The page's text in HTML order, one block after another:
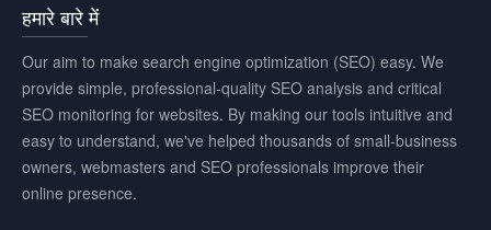
हमारे बारे में
Our aim to make search engine optimization (SEO) easy. We
provide simple, professional-quality SEO analysis and critical
SEO monitoring for websites. By making our tools intuitive and
easy to understand, we've helped thousands of small-business
owners, webmasters and SEO professionals improve their
online presence.